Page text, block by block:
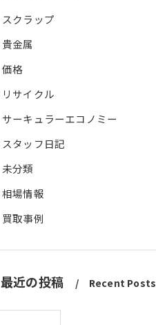
スクラップ
貴金属
価格
リサイクル
サーキュラーエコノミー
スタッフ日記
未分類
相場情報
買取事例
最近の投稿 Recent Posts